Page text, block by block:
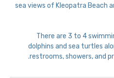
sea views of Kleopatra Beach
There are 3 to 4
dolphins and sea turtles
restrooms, showers, and